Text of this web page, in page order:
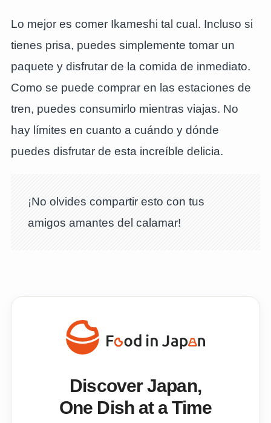
Lo mejor es comer Ikameshi tal cual. Incluso si
tienes prisa, puedes simplemente tomar un
paquete y disfrutar de la comida de inmediato.
Como se puede comprar en las estaciones de
tren, puedes consumirlo mientras viajas. No
hay límites en cuanto a cuándo y dónde
puedes disfrutar de esta increíble delicia.
¡No olvides compartir esto con tus
amigos amantes del calamar!
Discover Japan,
One Dish at a Time